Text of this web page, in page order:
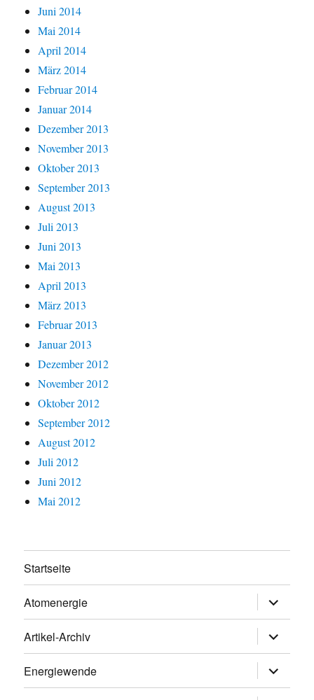
Juni 2014
Mai 2014
April 2014
März 2014
Februar 2014
Januar 2014
Dezember 2013
November 2013
Oktober 2013
September 2013
August 2013
Juli 2013
Juni 2013
Mai 2013
April 2013
März 2013
Februar 2013
Januar 2013
Dezember 2012
November 2012
Oktober 2012
September 2012
August 2012
Juli 2012
Juni 2012
Mai 2012
Startseite
Atomenergie
öffnen
Artikel-Archiv
öffnen
Energiewende
öffnen